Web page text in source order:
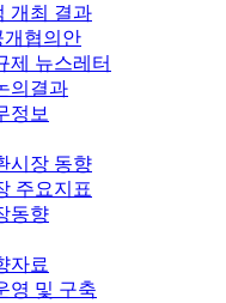
개최 결과
개협의안
제 뉴스레터
의결과
정보
시장 동향
주요지표
동향
자료
영 및 구축